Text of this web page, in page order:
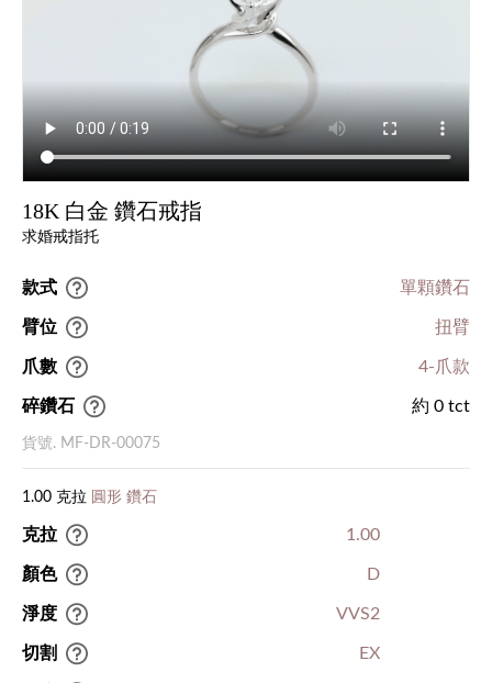
18K 白金 鑽石戒指
求婚戒指托
款式 單顆鑽石
臂位 扭臂
爪數 4-爪款
碎鑽石 約 0 tct
貨號. MF-DR-00075
1.00 克拉 圓形 鑽石
克拉 1.00
顏色 D
淨度 VVS2
切割 EX